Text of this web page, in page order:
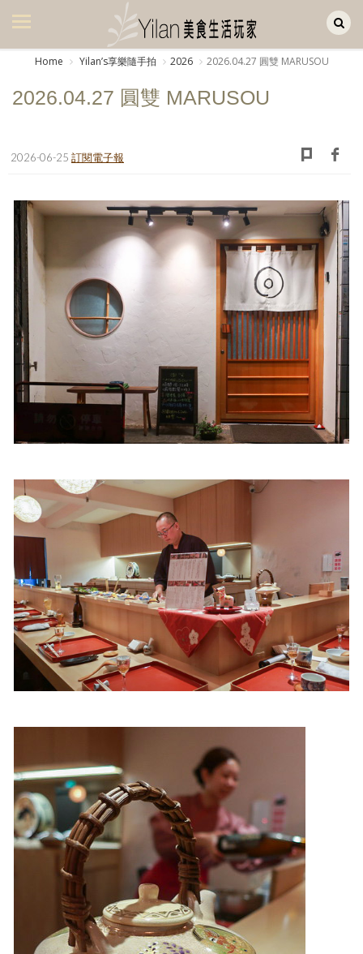
美食集
生活風
書房集
日記簿
餐桌週記
享樂隨手拍
照相簿
創意出版服務
歷史區
關於Yilan
個人著作
活動實況記錄
媒體報導一覽
合作與代言
訂閱電子報
Home Yilanʼs享樂隨手拍 2026 2026.04.27 圓雙 MARUSOU
2026.04.27 圓雙 MARUSOU
2026-06-25 訂閱電子報